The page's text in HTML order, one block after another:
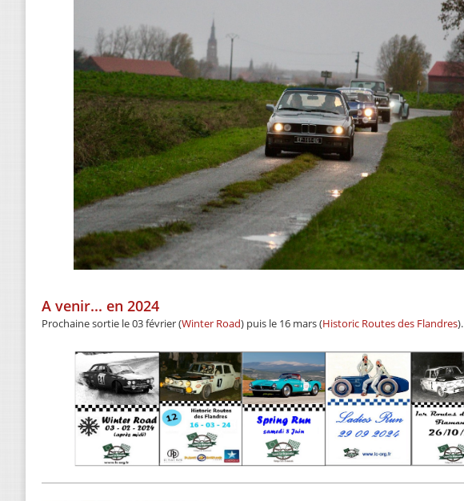
A venir... en 2024
Prochaine sortie le 03 février (Winter Road) puis le 16 mars (Historic Routes des Flandres).